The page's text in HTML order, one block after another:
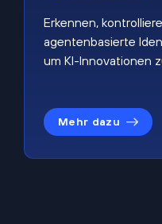
Erkennen,
agentenbasierte
um KI-Innovationen
Mehr dazu